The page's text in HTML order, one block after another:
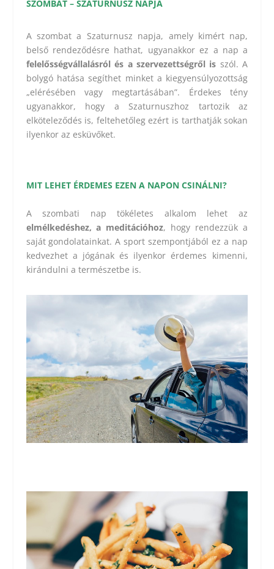
SZOMBAT – SZATURNUSZ NAPJA
A szombat a Szaturnusz napja, amely kimért nap,
belső rendeződésre hathat, ugyanakkor ez a nap a
felelősségvállalásról és a szervezettségről is szól. A
bolygó hatása segíthet minket a kiegyensúlyozottság
„elérésében vagy megtartásában”. Érdekes tény
ugyanakkor, hogy a Szaturnuszhoz tartozik az
elköteleződés is, feltehetőleg ezért is tarthatják sokan
ilyenkor az esküvőket.
MIT LEHET ÉRDEMES EZEN A NAPON CSINÁLNI?
elmélkedéshez, a meditációhoz, hogy rendezzük a
saját gondolatainkat. A sport szempontjából ez a nap
kedvezhet a jógának és ilyenkor érdemes kimenni,
kirándulni a természetbe is.